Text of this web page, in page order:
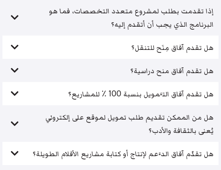
إذا تقدمت بطلب لمشروع متعدد التخصصات، فما هو
البرنامج الذي يجب أن أتقدم إليه؟
هل تقدم آفاق مِنَح للتنقل؟
هل تقدم آفاق منح دراسية؟
هل تقدم آفاق التَّمويل بنسبة 100 ٪ للمشاريع؟
هل من الممكن تقديم طلب تمويل لموقع على إلكتروني
يُعنى بالثقافة والأدب؟
هل تقدّم آفاق الدَّعم لإنتاج أو كتابة مشاريع الأفلام الطويلة؟